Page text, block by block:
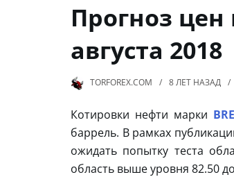
Прогноз цен
августа 2018
TORFOREX.COM 8 ЛЕТ НАЗАД
Котировки нефти марки
баррель. В рамках
ожидать попытку теста
область выше уровня 82.50